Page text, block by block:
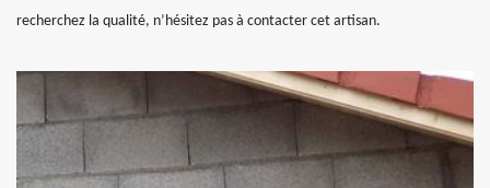
recherchez la qualité, n’hésitez pas à contacter cet artisan.